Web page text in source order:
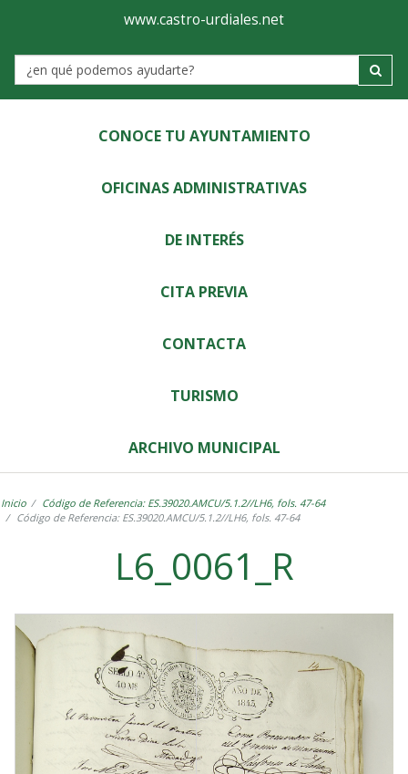
Ayuntamiento
de
Castro-
Urdiales
www.castro-urdiales.net
Label
CONOCE TU AYUNTAMIENTO
OFICINAS ADMINISTRATIVAS
DE INTERÉS
CITA PREVIA
CONTACTA
TURISMO
ARCHIVO MUNICIPAL
Inicio
Código de Referencia: ES.39020.AMCU/5.1.2//LH6, fols. 47-64
Código de Referencia: ES.39020.AMCU/5.1.2//LH6, fols. 47-64
L6_0061_R